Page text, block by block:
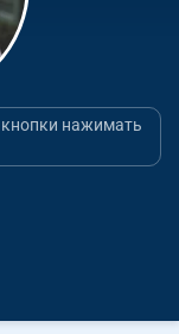
кнопки нажимать